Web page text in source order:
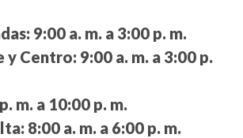
9:00 a. m. a 3:00 p. m.
y Centro: 9:00 a. m. a 3:00 p.
m. a 10:00 p. m.
8:00 a. m. a 6:00 p. m.